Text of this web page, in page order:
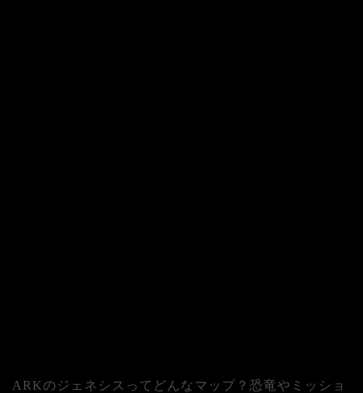
ARKのジェネシスってどんなマップ？恐竜やミッショ